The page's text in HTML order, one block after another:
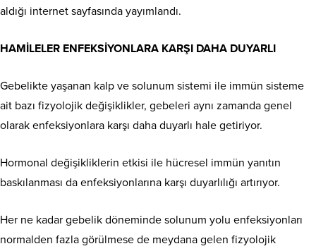
aldığı internet sayfasında yayımlandı.
HAMİLELER ENFEKSİYONLARA KARŞI DAHA DUYARLI
Gebelikte yaşanan kalp ve solunum sistemi ile immün sisteme
ait bazı fizyolojik değişiklikler, gebeleri aynı zamanda genel
olarak enfeksiyonlara karşı daha duyarlı hale getiriyor.
Hormonal değişikliklerin etkisi ile hücresel immün yanıtın
baskılanması da enfeksiyonlarına karşı duyarlılığı artırıyor.
Her ne kadar gebelik döneminde solunum yolu enfeksiyonları
normalden fazla görülmese de meydana gelen fizyolojik